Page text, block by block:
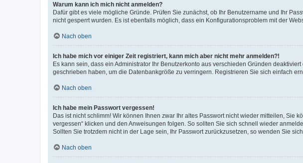
Warum kann ich mich nicht anmelden?
Dafür gibt es viele mögliche Gründe. Prüfen Sie zunächst, ob Ihr Benutzername und Ihr
nicht gesperrt wurden. Es ist ebenfalls möglich, dass ein Konfigurationsproblem mit der
Nach oben
Ich habe mich vor einiger Zeit registriert, kann mich aber nicht mehr anmelden?!
Es kann sein, dass ein Administrator Ihr Benutzerkonto aus verschieden Gründen
geschrieben haben, um die Datenbankgröße zu verringern. Registrieren Sie sich einfach
Nach oben
Ich habe mein Passwort vergessen!
Das ist nicht schlimm! Wir können Ihnen zwar Ihr altes Passwort nicht wieder mitteilen, Sie
vergessen“ klicken und den Anweisungen folgen. So sollten Sie sich schnell wieder
Sollten Sie trotzdem nicht in der Lage sein, Ihr Passwort zurückzusetzen, so wenden Sie
Nach oben